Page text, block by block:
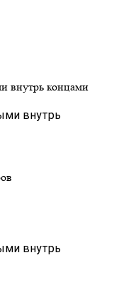
внутрь концами
внутрь
внутрь